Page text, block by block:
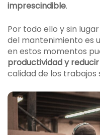
imprescindible.
Por todo ello y sin
del mantenimiento es
en estos momentos
productividad y
calidad de los trabajos